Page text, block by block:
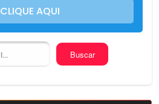
CLIQUE AQUI